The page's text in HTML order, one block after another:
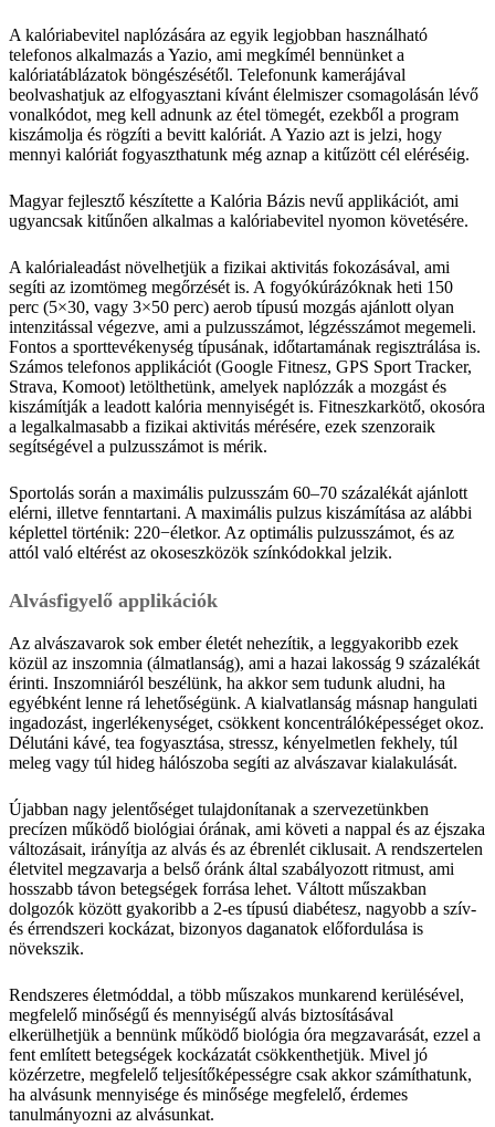
A kalóriabevitel naplózására az egyik legjobban használható
telefonos alkalmazás a Yazio, ami megkímél bennünket a
kalóriatáblázatok böngészésétől. Telefonunk kamerájával
beolvashatjuk az elfogyasztani kívánt élelmiszer csomagolásán lévő
vonalkódot, meg kell adnunk az étel tömegét, ezekből a program
kiszámolja és rögzíti a bevitt kalóriát. A Yazio azt is jelzi, hogy
mennyi kalóriát fogyaszthatunk még aznap a kitűzött cél eléréséig.
Magyar fejlesztő készítette a Kalória Bázis nevű applikációt, ami
ugyancsak kitűnően alkalmas a kalóriabevitel nyomon követésére.
A kalórialeadást növelhetjük a fizikai aktivitás fokozásával, ami
segíti az izomtömeg megőrzését is. A fogyókúrázóknak heti 150
perc (5×30, vagy 3×50 perc) aerob típusú mozgás ajánlott olyan
intenzitással végezve, ami a pulzusszámot, légzésszámot megemeli.
Fontos a sporttevékenység típusának, időtartamának regisztrálása is.
Számos telefonos applikációt (Google Fitnesz, GPS Sport Tracker,
Strava, Komoot) letölthetünk, amelyek naplózzák a mozgást és
kiszámítják a leadott kalória mennyiségét is. Fitneszkarkötő, okosóra
a legalkalmasabb a fizikai aktivitás mérésére, ezek szenzoraik
segítségével a pulzusszámot is mérik.
Sportolás során a maximális pulzusszám 60–70 százalékát ajánlott
elérni, illetve fenntartani. A maximális pulzus kiszámítása az alábbi
képlettel történik: 220−életkor. Az optimális pulzusszámot, és az
attól való eltérést az okoseszközök színkódokkal jelzik.
Alvásfigyelő applikációk
Az alvászavarok sok ember életét nehezítik, a leggyakoribb ezek
közül az inszomnia (álmatlanság), ami a hazai lakosság 9 százalékát
érinti. Inszomniáról beszélünk, ha akkor sem tudunk aludni, ha
egyébként lenne rá lehetőségünk. A kialvatlanság másnap hangulati
ingadozást, ingerlékenységet, csökkent koncentrálóképességet okoz.
Délutáni kávé, tea fogyasztása, stressz, kényelmetlen fekhely, túl
meleg vagy túl hideg hálószoba segíti az alvászavar kialakulását.
Újabban nagy jelentőséget tulajdonítanak a szervezetünkben
precízen működő biológiai órának, ami követi a nappal és az éjszaka
változásait, irányítja az alvás és az ébrenlét ciklusait. A rendszertelen
életvitel megzavarja a belső óránk által szabályozott ritmust, ami
hosszabb távon betegségek forrása lehet. Váltott műszakban
dolgozók között gyakoribb a 2-es típusú diabétesz, nagyobb a szív-
és érrendszeri kockázat, bizonyos daganatok előfordulása is
növekszik.
Rendszeres életmóddal, a több műszakos munkarend kerülésével,
megfelelő minőségű és mennyiségű alvás biztosításával
elkerülhetjük a bennünk működő biológia óra megzavarását, ezzel a
fent említett betegségek kockázatát csökkenthetjük. Mivel jó
közérzetre, megfelelő teljesítőképességre csak akkor számíthatunk,
ha alvásunk mennyisége és minősége megfelelő, érdemes
tanulmányozni az alvásunkat.